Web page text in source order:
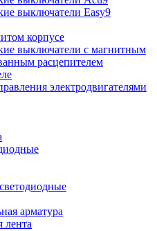
выключатели Easy9
корпусе
выключатели с магнитным
расцепителем
электродвигателями
арматура
лента